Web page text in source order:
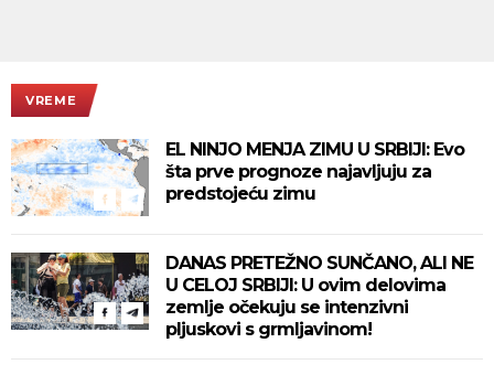
VREME
EL NINJO MENJA ZIMU U SRBIJI: Evo
šta prve prognoze najavljuju za
predstojeću zimu
DANAS PRETEŽNO SUNČANO, ALI NE
U CELOJ SRBIJI: U ovim delovima
zemlje očekuju se intenzivni
pljuskovi s grmljavinom!